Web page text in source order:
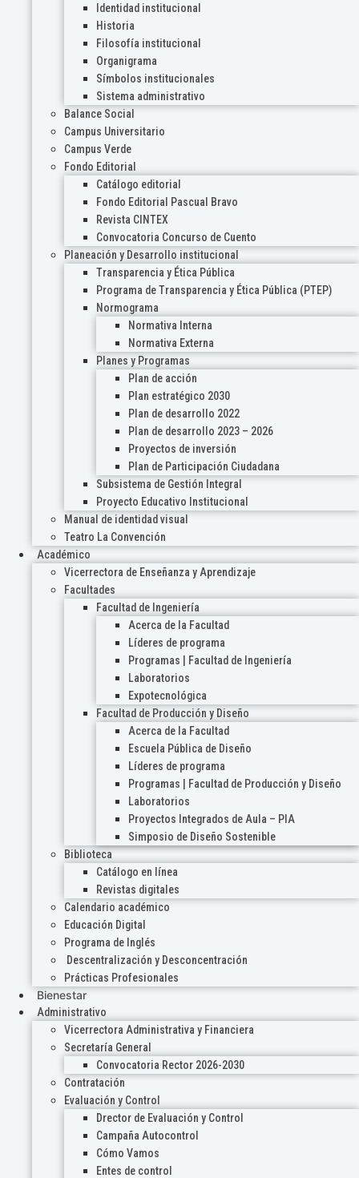
Identidad institucional
Historia
Filosofía institucional
Organigrama
Símbolos institucionales
Sistema administrativo
Balance Social
Campus Universitario
Campus Verde
Fondo Editorial
Catálogo editorial
Fondo Editorial Pascual Bravo
Revista CINTEX
Convocatoria Concurso de Cuento
Planeación y Desarrollo institucional
Transparencia y Ética Pública
Programa de Transparencia y Ética Pública (PTEP)
Normograma
Normativa Interna
Normativa Externa
Planes y Programas
Plan de acción
Plan estratégico 2030
Plan de desarrollo 2022
Plan de desarrollo 2023 – 2026
Proyectos de inversión
Plan de Participación Ciudadana
Subsistema de Gestión Integral
Proyecto Educativo Institucional
Manual de identidad visual
Teatro La Convención
Académico
Vicerrectora de Enseñanza y Aprendizaje
Facultades
Facultad de Ingeniería
Acerca de la Facultad
Líderes de programa
Programas | Facultad de Ingeniería
Laboratorios
Expotecnológica
Facultad de Producción y Diseño
Acerca de la Facultad
Escuela Pública de Diseño
Líderes de programa
Programas | Facultad de Producción y Diseño
Laboratorios
Proyectos Integrados de Aula – PIA
Simposio de Diseño Sostenible
Biblioteca
Catálogo en línea
Revistas digitales
Calendario académico
Educación Digital
Programa de Inglés
Descentralización y Desconcentración
Prácticas Profesionales
Bienestar
Administrativo
Vicerrectora Administrativa y Financiera
Secretaría General
Convocatoria Rector 2026-2030
Contratación
Evaluación y Control
Drector de Evaluación y Control
Campaña Autocontrol
Cómo Vamos
Entes de control